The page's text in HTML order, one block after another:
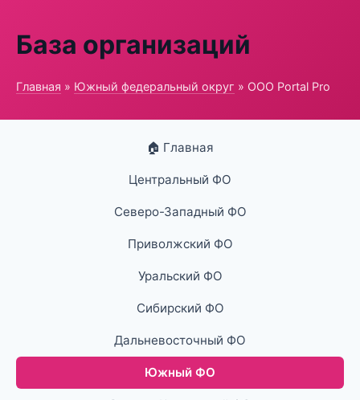
База организаций
Главная » Южный федеральный округ » ООО Portal Pro
🏠 Главная
Центральный ФО
Северо-Западный ФО
Приволжский ФО
Уральский ФО
Сибирский ФО
Дальневосточный ФО
Южный ФО